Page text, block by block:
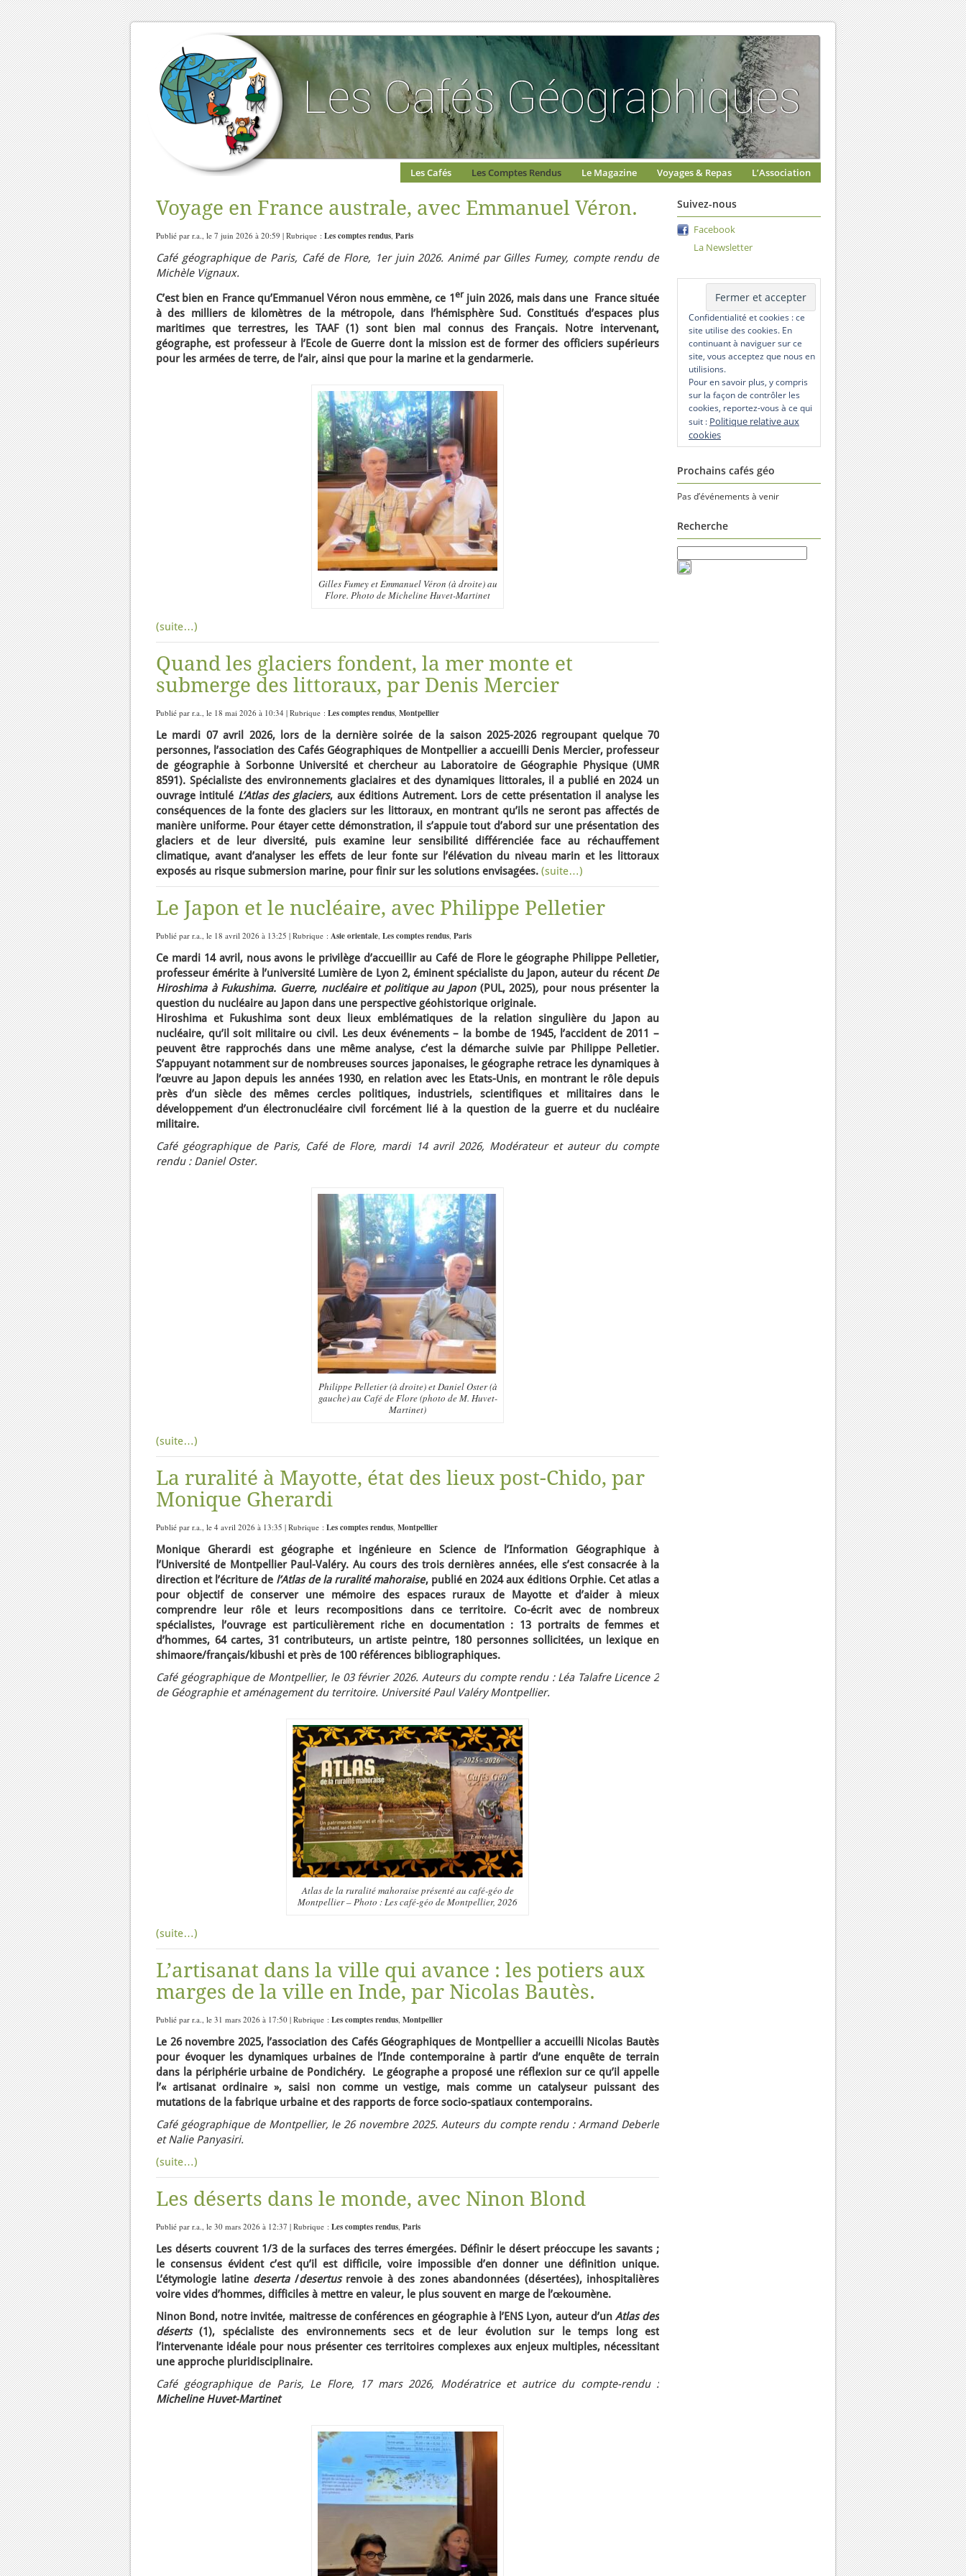
Les Cafés Les Comptes Rendus Le Magazine Voyages & Repas L’Association
Voyage en France australe, avec Emmanuel Véron.
Publié par r.a., le 7 juin 2026 à 20:59 | Rubrique : Les comptes rendus, Paris
Café géographique de Paris, Café de Flore, 1er juin 2026. Animé par Gilles Fumey, compte rendu de
Michèle Vignaux.
C’est bien en France qu’Emmanuel Véron nous emmène, ce 1er juin 2026, mais dans une France située
à des milliers de kilomètres de la métropole, dans l’hémisphère Sud. Constitués d’espaces plus
maritimes que terrestres, les TAAF (1) sont bien mal connus des Français. Notre intervenant,
géographe, est professeur à l’Ecole de Guerre dont la mission est de former des officiers supérieurs
pour les armées de terre, de l’air, ainsi que pour la marine et la gendarmerie.
Gilles Fumey et Emmanuel Véron (à droite) au
Flore. Photo de Micheline Huvet-Martinet
(suite…)
Quand les glaciers fondent, la mer monte et
submerge des littoraux, par Denis Mercier
Publié par r.a., le 18 mai 2026 à 10:34 | Rubrique : Les comptes rendus, Montpellier
Le mardi 07 avril 2026, lors de la dernière soirée de la saison 2025-2026 regroupant quelque 70
personnes, l’association des Cafés Géographiques de Montpellier a accueilli Denis Mercier, professeur
de géographie à Sorbonne Université et chercheur au Laboratoire de Géographie Physique (UMR
8591). Spécialiste des environnements glaciaires et des dynamiques littorales, il a publié en 2024 un
ouvrage intitulé L’Atlas des glaciers, aux éditions Autrement. Lors de cette présentation il analyse les
conséquences de la fonte des glaciers sur les littoraux, en montrant qu’ils ne seront pas affectés de
manière uniforme. Pour étayer cette démonstration, il s’appuie tout d’abord sur une présentation des
glaciers et de leur diversité, puis examine leur sensibilité différenciée face au réchauffement
climatique, avant d’analyser les effets de leur fonte sur l’élévation du niveau marin et les littoraux
exposés au risque submersion marine, pour finir sur les solutions envisagées. (suite…)
Le Japon et le nucléaire, avec Philippe Pelletier
Publié par r.a., le 18 avril 2026 à 13:25 | Rubrique : Asie orientale, Les comptes rendus, Paris
Ce mardi 14 avril, nous avons le privilège d’accueillir au Café de Flore le géographe Philippe Pelletier,
professeur émérite à l’université Lumière de Lyon 2, éminent spécialiste du Japon, auteur du récent De
Hiroshima à Fukushima. Guerre, nucléaire et politique au Japon (PUL, 2025), pour nous présenter la
question du nucléaire au Japon dans une perspective géohistorique originale.
Hiroshima et Fukushima sont deux lieux emblématiques de la relation singulière du Japon au
nucléaire, qu’il soit militaire ou civil. Les deux événements – la bombe de 1945, l’accident de 2011 –
peuvent être rapprochés dans une même analyse, c’est la démarche suivie par Philippe Pelletier.
S’appuyant notamment sur de nombreuses sources japonaises, le géographe retrace les dynamiques à
l’œuvre au Japon depuis les années 1930, en relation avec les Etats-Unis, en montrant le rôle depuis
près d’un siècle des mêmes cercles politiques, industriels, scientifiques et militaires dans le
développement d’un électronucléaire civil forcément lié à la question de la guerre et du nucléaire
militaire.
Café géographique de Paris, Café de Flore, mardi 14 avril 2026, Modérateur et auteur du compte
rendu : Daniel Oster.
Philippe Pelletier (à droite) et Daniel Oster (à
gauche) au Café de Flore (photo de M. Huvet-
Martinet)
(suite…)
La ruralité à Mayotte, état des lieux post-Chido, par
Monique Gherardi
Publié par r.a., le 4 avril 2026 à 13:35 | Rubrique : Les comptes rendus, Montpellier
Monique Gherardi est géographe et ingénieure en Science de l’Information Géographique à
l’Université de Montpellier Paul-Valéry. Au cours des trois dernières années, elle s’est consacrée à la
direction et l’écriture de l’Atlas de la ruralité mahoraise, publié en 2024 aux éditions Orphie. Cet atlas a
pour objectif de conserver une mémoire des espaces ruraux de Mayotte et d’aider à mieux
comprendre leur rôle et leurs recompositions dans ce territoire. Co-écrit avec de nombreux
spécialistes, l’ouvrage est particulièrement riche en documentation : 13 portraits de femmes et
d’hommes, 64 cartes, 31 contributeurs, un artiste peintre, 180 personnes sollicitées, un lexique en
shimaore/français/kibushi et près de 100 références bibliographiques.
Café géographique de Montpellier, le 03 février 2026. Auteurs du compte rendu : Léa Talafre Licence 2
de Géographie et aménagement du territoire. Université Paul Valéry Montpellier.
Atlas de la ruralité mahoraise présenté au café-géo de
Montpellier – Photo : Les café-géo de Montpellier, 2026
(suite…)
L’artisanat dans la ville qui avance : les potiers aux
marges de la ville en Inde, par Nicolas Bautès.
Publié par r.a., le 31 mars 2026 à 17:50 | Rubrique : Les comptes rendus, Montpellier
Le 26 novembre 2025, l’association des Cafés Géographiques de Montpellier a accueilli Nicolas Bautès
pour évoquer les dynamiques urbaines de l’Inde contemporaine à partir d’une enquête de terrain
dans la périphérie urbaine de Pondichéry. Le géographe a proposé une réflexion sur ce qu’il appelle
l’« artisanat ordinaire », saisi non comme un vestige, mais comme un catalyseur puissant des
mutations de la fabrique urbaine et des rapports de force socio-spatiaux contemporains.
Café géographique de Montpellier, le 26 novembre 2025. Auteurs du compte rendu : Armand Deberle
et Nalie Panyasiri.
(suite…)
Les déserts dans le monde, avec Ninon Blond
Publié par r.a., le 30 mars 2026 à 12:37 | Rubrique : Les comptes rendus, Paris
Les déserts couvrent 1/3 de la surfaces des terres émergées. Définir le désert préoccupe les savants ;
le consensus évident c’est qu’il est difficile, voire impossible d’en donner une définition unique.
L’étymologie latine deserta/desertus renvoie à des zones abandonnées (désertées), inhospitalières
voire vides d’hommes, difficiles à mettre en valeur, le plus souvent en marge de l’œkoumène.
Ninon Bond, notre invitée, maitresse de conférences en géographie à l’ENS Lyon, auteur d’unAtlas des
déserts(1), spécialiste des environnements secs et de leur évolution sur le temps long est
l’intervenante idéale pour nous présenter ces territoires complexes aux enjeux multiples, nécessitant
une approche pluridisciplinaire.
Café géographique de Paris, Le Flore, 17 mars 2026, Modératrice et autrice du compte-rendu :
Micheline Huvet-Martinet
Suivez-nous
Facebook
La Newsletter
Confidentialité et cookies : ce
site utilise des cookies. En
continuant à naviguer sur ce
site, vous acceptez que nous en
utilisions.
Pour en savoir plus, y compris
sur la façon de contrôler les
cookies, reportez-vous à ce qui
suit : Politique relative aux
cookies
Prochains cafés géo
Pas d’événements à venir
Recherche